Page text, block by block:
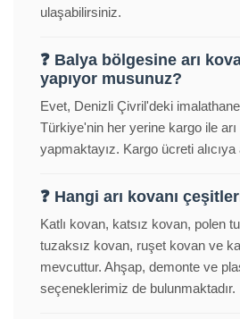
ulaşabilirsiniz.
❓ Balya bölgesine arı
yapıyor musunuz?
Evet, Denizli Çivril'deki
Türkiye'nin her yerine kargo ile
yapmaktayız. Kargo ücreti alıcıya
❓ Hangi arı kovanı
Katlı kovan, katsız kovan, polen
tuzaksız kovan, ruşet kovan ve
mevcuttur. Ahşap, demonte ve
seçeneklerimiz de bulunmaktadır.